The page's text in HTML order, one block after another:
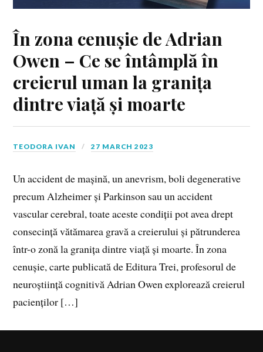
În zona cenușie de Adrian
Owen – Ce se întâmplă în
creierul uman la granița
dintre viață și moarte
TEODORA IVAN 27 MARCH 2023
Un accident de mașină, un anevrism, boli degenerative
precum Alzheimer și Parkinson sau un accident
vascular cerebral, toate aceste condiții pot avea drept
consecință vătămarea gravă a creierului și pătrunderea
într-o zonă la granița dintre viață și moarte. În zona
cenușie, carte publicată de Editura Trei, profesorul de
neuroștiință cognitivă Adrian Owen explorează creierul
pacienților […]